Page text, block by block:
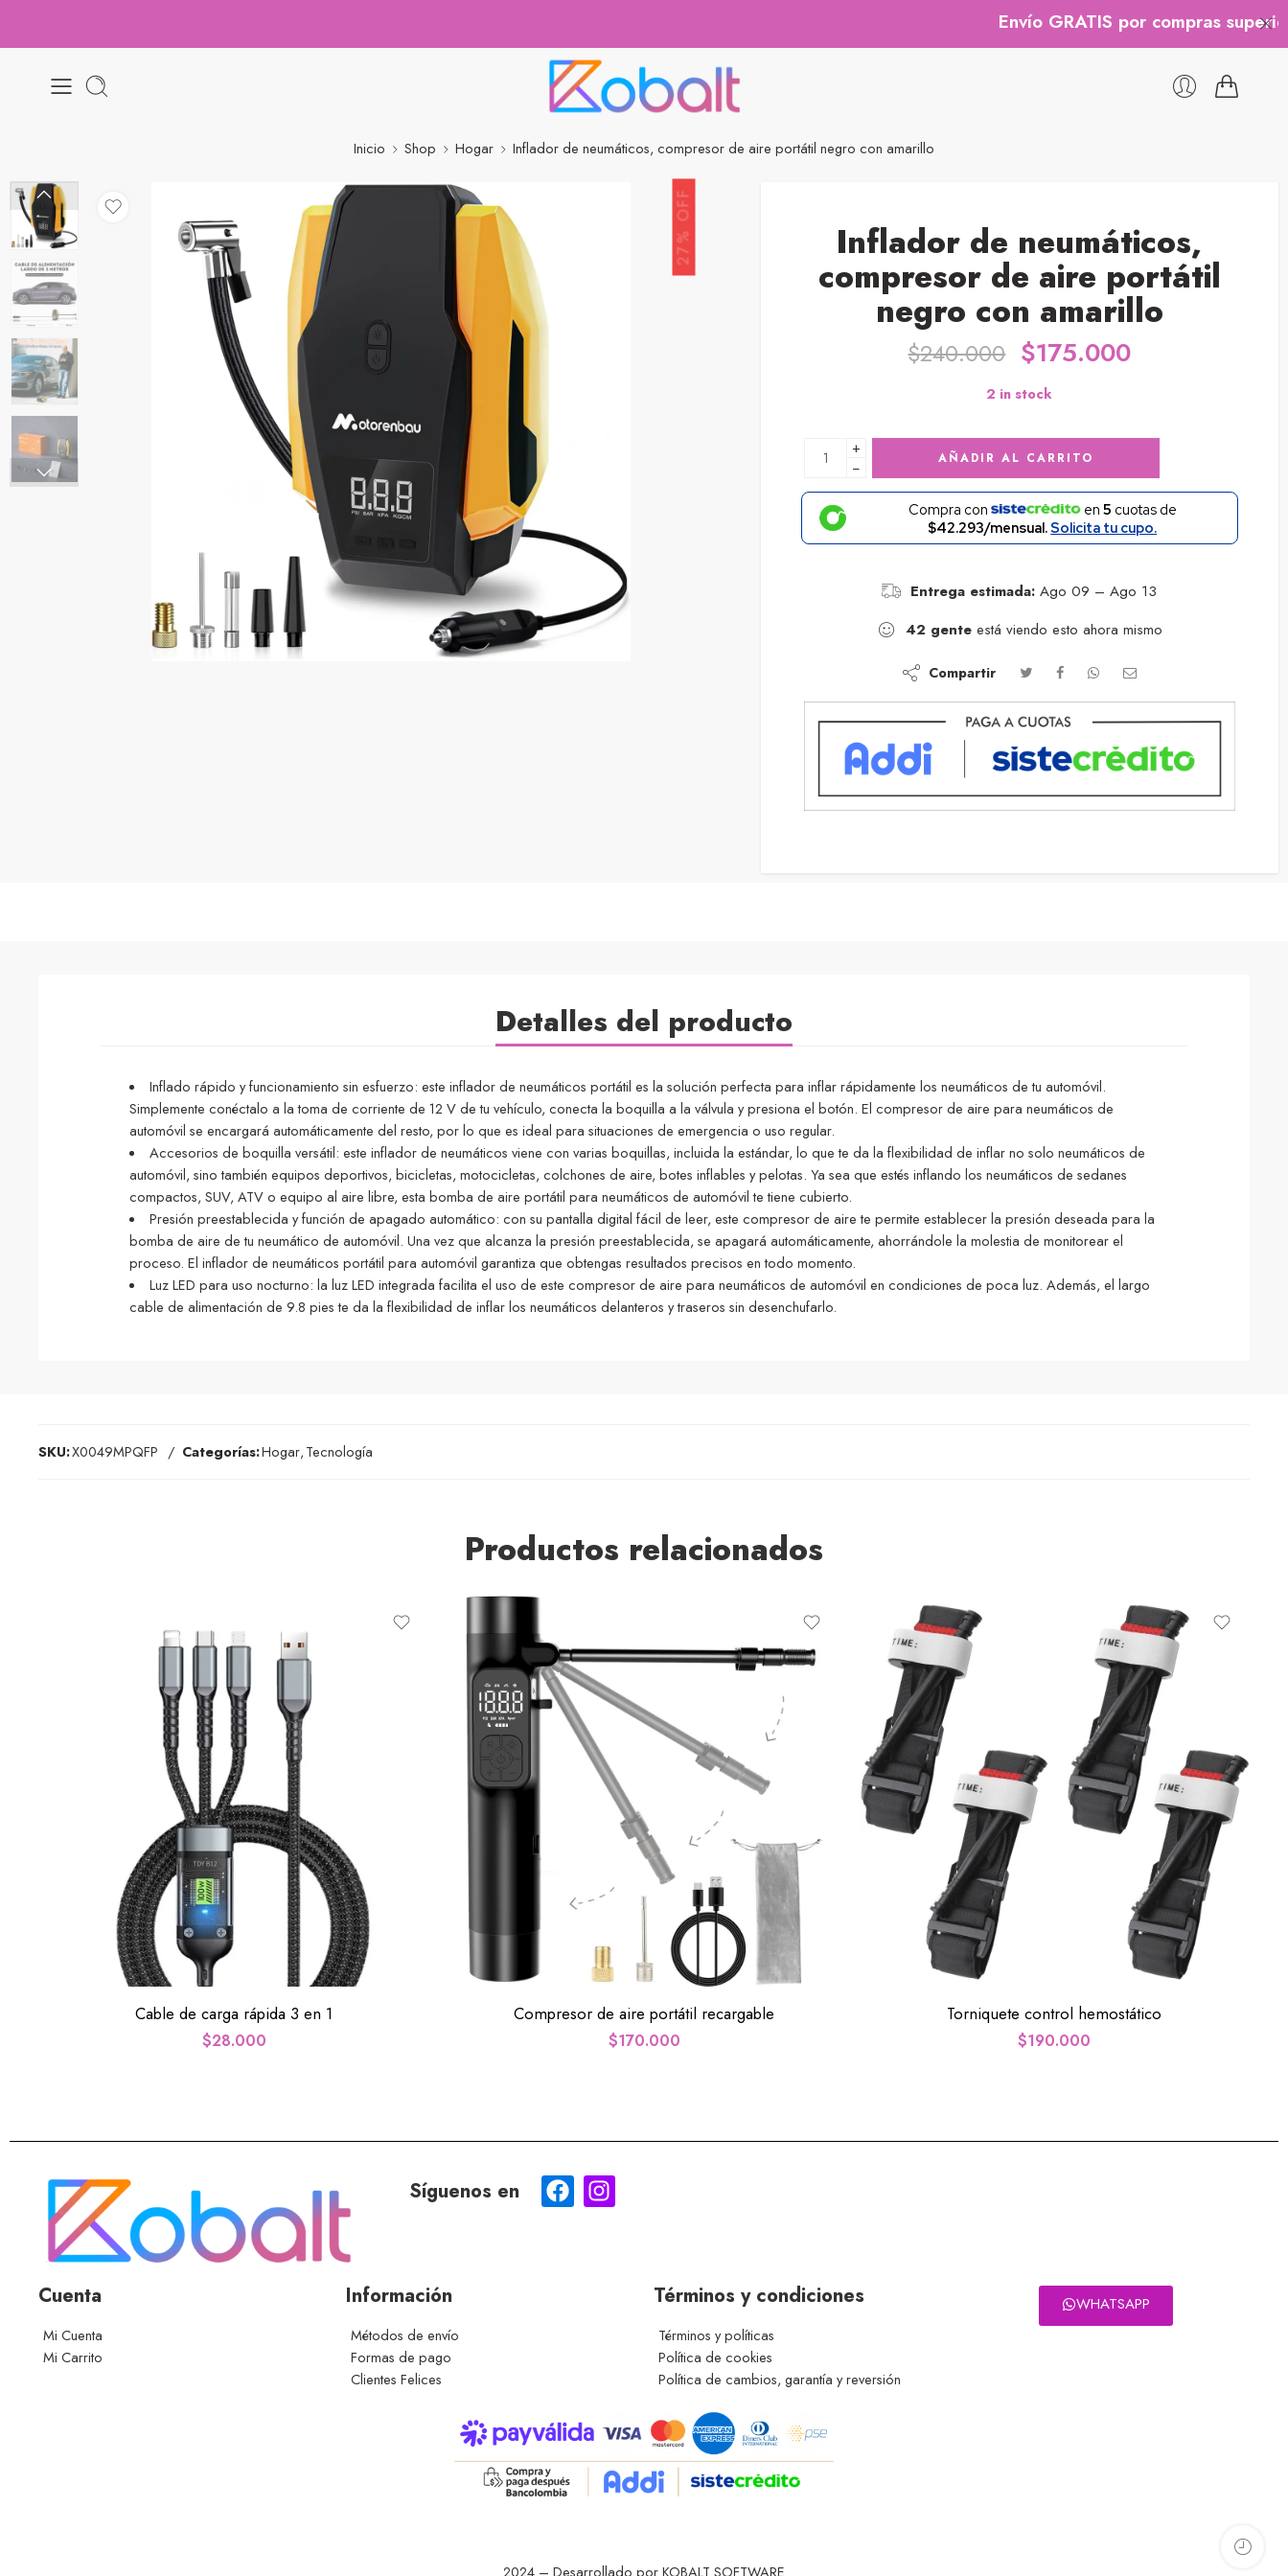
Envío GRATIS por compras
Inicio Shop Hogar Inflador de neumáticos, compresor de aire portátil negro con amarillo
27% OFF Inflador de neumáticos,
compresor de aire portátil
negro con amarillo
$240.000 $175.000
2 in stock
+
−
AÑADIR AL CARRITO
Compra con en 5 cuotas de
$42.293/mensual.Solicita tu cupo.
Entrega estimada: Ago 09 – Ago 13
42 genteestá viendo esto ahora mismo
Compartir
Detalles del producto
Inflado rápido y funcionamiento sin esfuerzo: este inflador de neumáticos portátil es la solución perfecta para inflar rápidamente los neumáticos de tu automóvil.
Simplemente conéctalo a la toma de corriente de 12 V de tu vehículo, conecta la boquilla a la válvula y presiona el botón. El compresor de aire para neumáticos de
automóvil se encargará automáticamente del resto, por lo que es ideal para situaciones de emergencia o uso regular.
Accesorios de boquilla versátil: este inflador de neumáticos viene con varias boquillas, incluida la estándar, lo que te da la flexibilidad de inflar no solo neumáticos de
automóvil, sino también equipos deportivos, bicicletas, motocicletas, colchones de aire, botes inflables y pelotas. Ya sea que estés inflando los neumáticos de sedanes
compactos, SUV, ATV o equipo al aire libre, esta bomba de aire portátil para neumáticos de automóvil te tiene cubierto.
Presión preestablecida y función de apagado automático: con su pantalla digital fácil de leer, este compresor de aire te permite establecer la presión deseada para la
bomba de aire de tu neumático de automóvil. Una vez que alcanza la presión preestablecida, se apagará automáticamente, ahorrándole la molestia de monitorear el
proceso. El inflador de neumáticos portátil para automóvil garantiza que obtengas resultados precisos en todo momento.
Luz LED para uso nocturno: la luz LED integrada facilita el uso de este compresor de aire para neumáticos de automóvil en condiciones de poca luz. Además, el largo
cable de alimentación de 9.8 pies te da la flexibilidad de inflar los neumáticos delanteros y traseros sin desenchufarlo.
SKU:X0049MPQFP Categorías:Hogar,Tecnología
Productos relacionados
Cable de carga rápida 3 en 1
$28.000
Compresor de aire portátil recargable
$170.000
Torniquete control hemostático
$190.000
Síguenos en
Cuenta
Mi Cuenta
Mi Carrito
Información
Métodos de envío
Formas de pago
Clientes Felices
Términos y condiciones
Términos y políticas
Política de cookies
Política de cambios, garantía y reversión
WHATSAPP
2024 – Desarrollado por KOBALT SOFTWARE